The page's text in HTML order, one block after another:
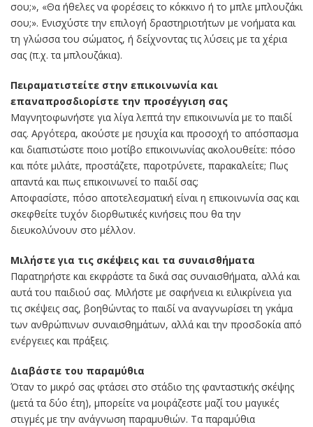
σου;», «Θα ήθελες να φορέσεις το κόκκινο ή το μπλε μπλουζάκι
σου;». Ενισχύστε την επιλογή δραστηριοτήτων με νοήματα και
τη γλώσσα του σώματος, ή δείχνοντας τις λύσεις με τα χέρια
σας (π.χ. τα μπλουζάκια).
Πειραματιστείτε στην επικοινωνία και
επαναπροσδιορίστε την προσέγγιση σας
Μαγνητοφωνήστε για λίγα λεπτά την επικοινωνία με το παιδί
σας. Αργότερα, ακούστε με ησυχία και προσοχή το απόσπασμα
και διαπιστώστε ποιο μοτίβο επικοινωνίας ακολουθείτε: πόσο
και πότε μιλάτε, προστάζετε, παροτρύνετε, παρακαλείτε; Πως
απαντά και πως επικοινωνεί το παιδί σας;
Αποφασίστε, πόσο αποτελεσματική είναι η επικοινωνία σας και
σκεφθείτε τυχόν διορθωτικές κινήσεις που θα την
διευκολύνουν στο μέλλον.
Μιλήστε για τις σκέψεις και τα συναισθήματα
Παρατηρήστε και εκφράστε τα δικά σας συναισθήματα, αλλά και
αυτά του παιδιού σας. Μιλήστε με σαφήνεια κι ειλικρίνεια για
τις σκέψεις σας, βοηθώντας το παιδί να αναγνωρίσει τη γκάμα
των ανθρώπινων συναισθημάτων, αλλά και την προσδοκία από
ενέργειες και πράξεις.
Διαβάστε του παραμύθια
Όταν το μικρό σας φτάσει στο στάδιο της φανταστικής σκέψης
(μετά τα δύο έτη), μπορείτε να μοιράζεστε μαζί του μαγικές
στιγμές με την ανάγνωση παραμυθιών. Τα παραμύθια